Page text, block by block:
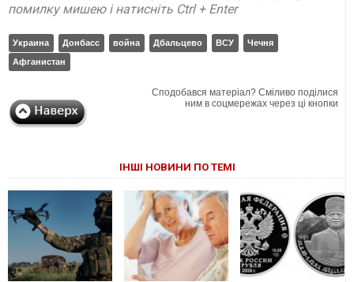
помилку мишею і натисніть Ctrl + Enter
Украина Донбасс война Дбальцево ВСУ
Чечня
Афганистан
Сподобався матеріал? Сміливо поділися
ним в соцмережах через ці кнопки
ІНШІ НОВИНИ ПО ТЕМІ